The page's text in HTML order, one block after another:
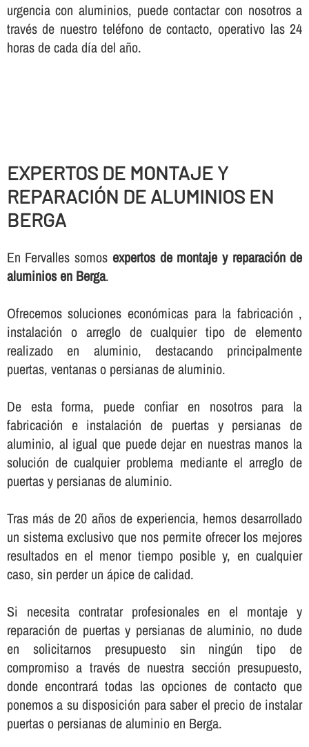
urgencia con aluminios, puede contactar con nosotros a
través de nuestro teléfono de contacto, operativo las 24
horas de cada dí­a del año.
EXPERTOS DE MONTAJE Y
REPARACIÓN DE ALUMINIOS EN
BERGA
En Fervalles somos expertos de montaje y reparación de
aluminios en Berga.
Ofrecemos soluciones económicas para la fabricación ,
instalación o arreglo de cualquier tipo de elemento
realizado en aluminio, destacando principalmente
puertas, ventanas o persianas de aluminio.
De esta forma, puede confiar en nosotros para la
fabricación e instalación de puertas y persianas de
aluminio, al igual que puede dejar en nuestras manos la
solución de cualquier problema mediante el arreglo de
puertas y persianas de aluminio.
Tras más de 20 años de experiencia, hemos desarrollado
un sistema exclusivo que nos permite ofrecer los mejores
resultados en el menor tiempo posible y, en cualquier
caso, sin perder un ápice de calidad.
Si necesita contratar profesionales en el montaje y
reparación de puertas y persianas de aluminio, no dude
en solicitarnos presupuesto sin ningún tipo de
compromiso a través de nuestra sección presupuesto,
donde encontrará todas las opciones de contacto que
ponemos a su disposición para saber el precio de instalar
puertas o persianas de aluminio en Berga.